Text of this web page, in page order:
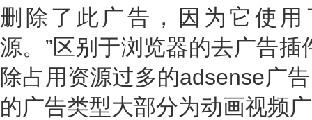
删除了此广告，因为它使
源。”区别于浏览器的去广告
除占用资源过多的adsense广
的广告类型大部分为动画视频